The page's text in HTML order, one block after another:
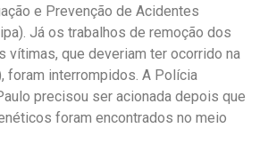
e Prevenção de Acidentes
Já os trabalhos de remoção dos
vítimas, que deveriam ter ocorrido na
foram interrompidos. A Polícia
precisou ser acionada depois que
foram encontrados no meio